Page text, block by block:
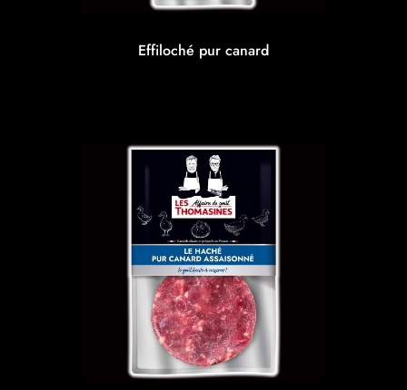
Effiloché pur canard